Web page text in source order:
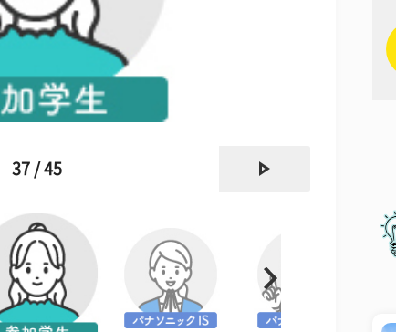
37 / 45